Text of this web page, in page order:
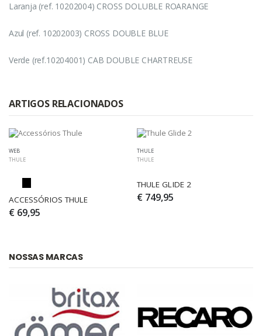
Laranja (ref. 10202004) CROSS DOLUBLE ROARANGE
Azul (ref. 10202003) CROSS DOUBLE BLUE
Verde (ref.10204001) CAB DOUBLE CHARTREUSE
ARTIGOS RELACIONADOS
WEB
THULE
ACCESSÓRIOS THULE
€ 69,95
THULE
THULE
THULE GLIDE 2
€ 749,95
NOSSAS MARCAS